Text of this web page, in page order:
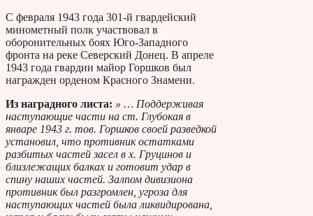
С февраля 1943 года 301-й гвардейский
минометный полк участвовал в
оборонительных боях Юго-Западного
фронта на реке Северский Донец. В апреле
1943 года гвардии майор Горшков был
награжден орденом Красного Знамени.
Из наградного листа: » … Поддерживая
наступающие части на ст. Глубокая в
январе 1943 г. тов. Горшков своей разведкой
установил, что противник остатками
разбитых частей засел в х. Груцинов и
близлежащих балках и готовит удар в
спину наших частей. Залпом дивизиона
противник был разгромлен, угроза для
наступающих частей была ликвидирована,